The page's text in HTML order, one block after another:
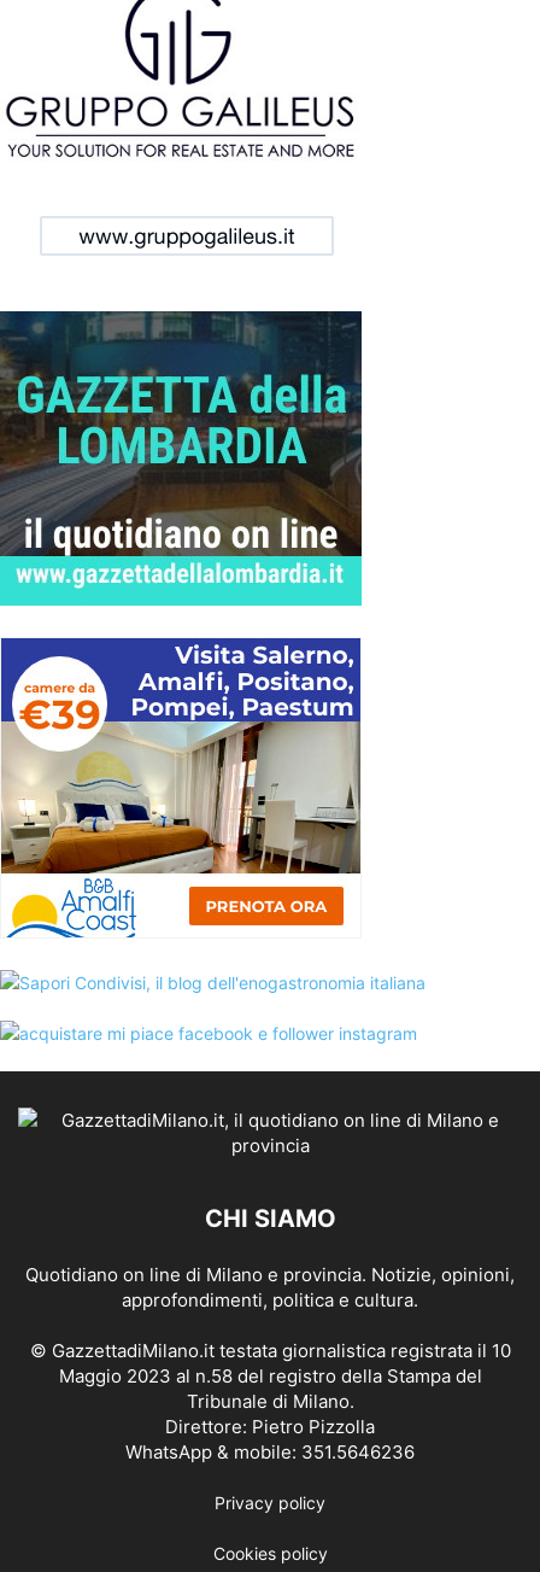
CHI SIAMO
Quotidiano on line di Milano e provincia. Notizie, opinioni,
approfondimenti, politica e cultura.
© GazzettadiMilano.it testata giornalistica registrata il 10
Maggio 2023 al n.58 del registro della Stampa del
Tribunale di Milano.
Direttore: Pietro Pizzolla
WhatsApp & mobile: 351.5646236
Privacy policy
Cookies policy